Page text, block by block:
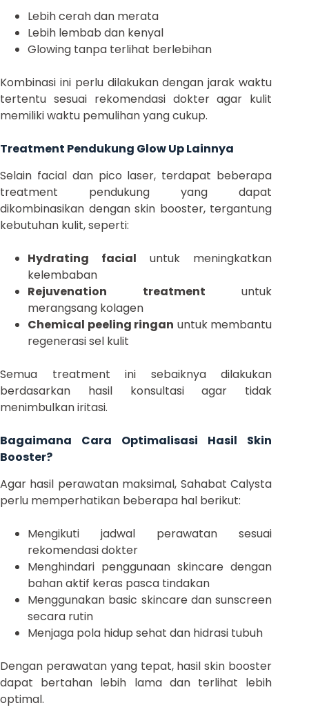
Lebih cerah dan merata
Lebih lembab dan kenyal
Glowing tanpa terlihat berlebihan
Kombinasi ini perlu dilakukan dengan jarak waktu
tertentu sesuai rekomendasi dokter agar kulit
memiliki waktu pemulihan yang cukup.
Treatment Pendukung Glow Up Lainnya
Selain facial dan pico laser, terdapat beberapa
treatment pendukung yang dapat
dikombinasikan dengan skin booster, tergantung
kebutuhan kulit, seperti:
Hydrating facial untuk meningkatkan
kelembaban
Rejuvenation treatment untuk
merangsang kolagen
Chemical peeling ringan untuk membantu
regenerasi sel kulit
Semua treatment ini sebaiknya dilakukan
berdasarkan hasil konsultasi agar tidak
menimbulkan iritasi.
Bagaimana Cara Optimalisasi Hasil Skin
Booster?
Agar hasil perawatan maksimal, Sahabat Calysta
perlu memperhatikan beberapa hal berikut:
Mengikuti jadwal perawatan sesuai
rekomendasi dokter
Menghindari penggunaan skincare dengan
bahan aktif keras pasca tindakan
Menggunakan basic skincare dan sunscreen
secara rutin
Menjaga pola hidup sehat dan hidrasi tubuh
Dengan perawatan yang tepat, hasil skin booster
dapat bertahan lebih lama dan terlihat lebih
optimal.